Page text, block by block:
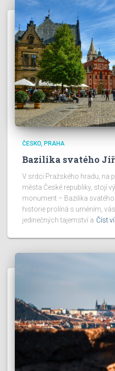
ČESKO PRAHA
Bazilika svatého
V srdci Pražského hradu, na
města České republiky, stojí
monument – Bazilika
historie prolíná s uměním,
jedinečných tajemství a Číst